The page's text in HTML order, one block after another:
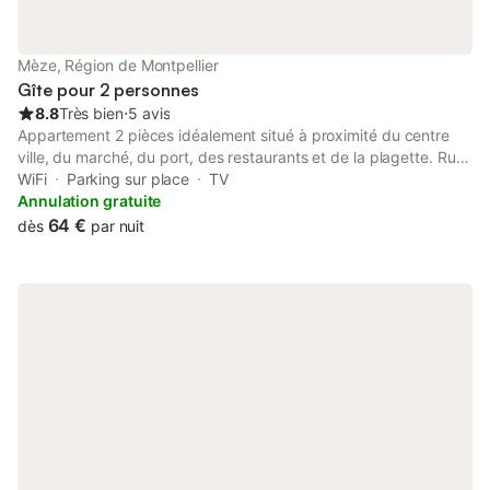
Mèze, Région de Montpellier
Gîte pour 2 personnes
8.8Très bien⋅5 avis
Appartement 2 pièces idéalement situé à proximité du centre
ville, du marché, du port, des restaurants et de la plagette. Rue
calme, rez de chaussée lumineux. Entrée par une baie vitrée
avec volet électrique. L' appartement se compose d'un vaste
séjour avec cuisine ouverte, d'une petite chambre avec un lit en
WiFi Parking sur place
TV
Annulation gratuite
dès 64 € par nuit